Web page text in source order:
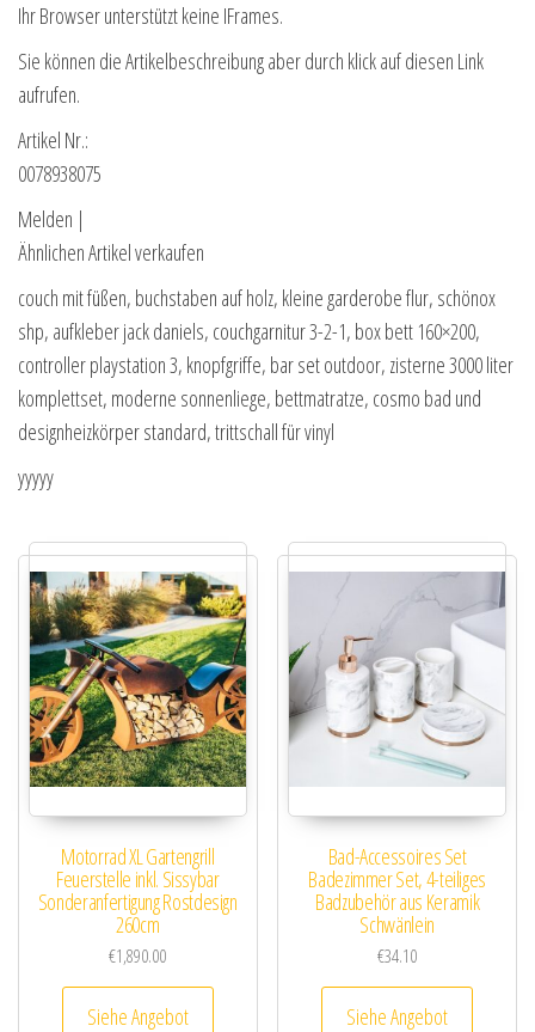
Ihr Browser unterstützt keine IFrames.
Sie können die Artikelbeschreibung aber durch klick auf diesen Link
aufrufen.
Artikel Nr.:
0078938075
Melden |
Ähnlichen Artikel verkaufen
couch mit füßen, buchstaben auf holz, kleine garderobe flur, schönox
shp, aufkleber jack daniels, couchgarnitur 3-2-1, box bett 160×200,
controller playstation 3, knopfgriffe, bar set outdoor, zisterne 3000 liter
komplettset, moderne sonnenliege, bettmatratze, cosmo bad und
designheizkörper standard, trittschall für vinyl
yyyyy
Motorrad XL Gartengrill
Feuerstelle inkl. Sissybar
Sonderanfertigung Rostdesign
260cm
€1,890.00
Siehe Angebot
Bad-Accessoires Set
Badezimmer Set, 4-teiliges
Badzubehör aus Keramik
Schwänlein
€34.10
Siehe Angebot